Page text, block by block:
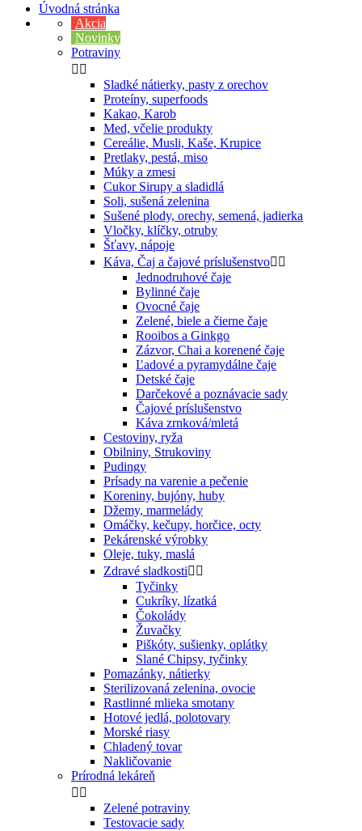
Úvodná stránka
Akcia
Novinky
Potraviny
 
Sladké nátierky, pasty z orechov
Proteíny, superfoods
Kakao, Karob
Med, včelie produkty
Cereálie, Musli, Kaše, Krupice
Pretlaky, pestá, miso
Múky a zmesi
Cukor Sirupy a sladidlá
Soli, sušená zelenina
Sušené plody, orechy, semená, jadierka
Vločky, klíčky, otruby
Šťavy, nápoje
Káva, Čaj a čajové príslušenstvo 
Jednodruhové čaje
Bylinné čaje
Ovocné čaje
Zelené, biele a čierne čaje
Rooibos a Ginkgo
Zázvor, Chai a korenené čaje
Ľadové a pyramydálne čaje
Detské čaje
Darčekové a poznávacie sady
Čajové príslušenstvo
Káva zrnková/mletá
Cestoviny, ryža
Obilniny, Strukoviny
Pudingy
Prísady na varenie a pečenie
Koreniny, bujóny, huby
Džemy, marmelády
Omáčky, kečupy, horčice, octy
Pekárenské výrobky
Oleje, tuky, maslá
Zdravé sladkosti 
Tyčinky
Cukríky, lízatká
Čokolády
Žuvačky
Piškóty, sušienky, oplátky
Slané Chipsy, tyčinky
Pomazánky, nátierky
Sterilizovaná zelenina, ovocie
Rastlinné mlieka smotany
Hotové jedlá, polotovary
Morské riasy
Chladený tovar
Nakličovanie
Prírodná lekáreň
 
Zelené potraviny
Testovacie sady